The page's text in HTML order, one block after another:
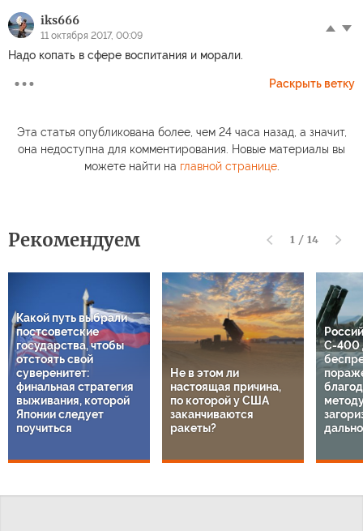
iks666
11 октября 2017, 00:09
Надо копать в сфере воспитания и морали.
Раскрыть ветку
Эта статья опубликована более, чем 24 часа назад, а значит,
она недоступна для комментирования. Новые материалы вы
можете найти на главной странице.
Рекомендуем 1 / 14
Какой путь выбрали
постсоветские
государства, чтобы
отстоять свой
суверенитет:
финальная стратегия
выживания, которой
Японии следует
поучиться
Не в этом ли
настоящая причина,
по которой у США
заканчиваются
ракеты?
С-400